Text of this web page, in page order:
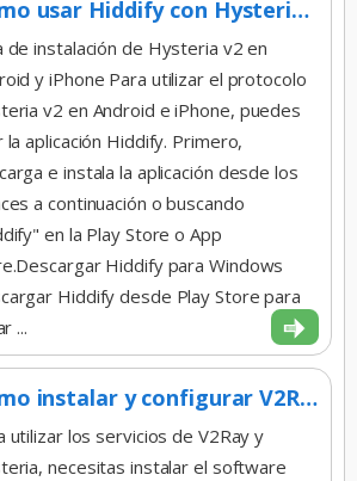
Cómo usar Hiddify con Hysteria v2 – Guía de VPN para Android e iPhone
de instalación de Hysteria v2 en
y iPhone Para utilizar el protocolo
v2 en Android e iPhone, puedes
la aplicación Hiddify. Primero,
e instala la aplicación desde los
a continuación o buscando
en la Play Store o App
Hiddify para Windows
Hiddify desde Play Store para
...
Cómo instalar y configurar V2Ray y Hysteria – Guía paso a paso
utilizar los servicios de V2Ray y
necesitas instalar el software